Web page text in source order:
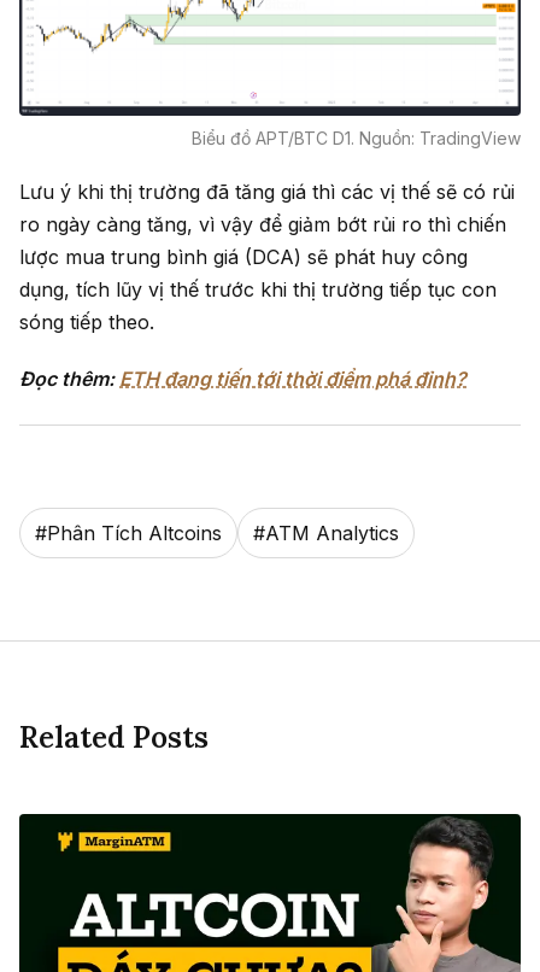
Biểu đồ APT/BTC D1. Nguồn: TradingView
Lưu ý khi thị trường đã tăng giá thì các vị thế sẽ có rủi
ro ngày càng tăng, vì vậy để giảm bớt rủi ro thì chiến
lược mua trung bình giá (DCA) sẽ phát huy công
dụng, tích lũy vị thế trước khi thị trường tiếp tục con
sóng tiếp theo.
Đọc thêm: ETH đang tiến tới thời điểm phá đỉnh?
#Phân Tích Altcoins #ATM Analytics
Related Posts